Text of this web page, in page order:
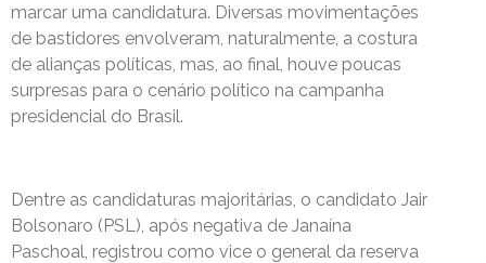
marcar uma candidatura. Diversas movimentações
de bastidores envolveram, naturalmente, a costura
de alianças políticas, mas, ao final, houve poucas
surpresas para o cenário político na campanha
presidencial do Brasil.
Dentre as candidaturas majoritárias, o candidato Jair
Bolsonaro (PSL), após negativa de Janaína
Paschoal, registrou como vice o general da reserva